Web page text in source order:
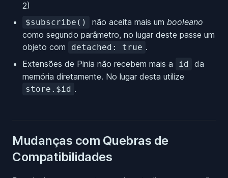
2)
$subscribe() não aceita mais um booleano
como segundo parâmetro, no lugar deste passe um
objeto com
detached: true .
Extensões de Pinia não recebem mais a
id
da
memória diretamente. No lugar desta utilize
store.$id .
Mudanças com Quebras de
Compatibilidades